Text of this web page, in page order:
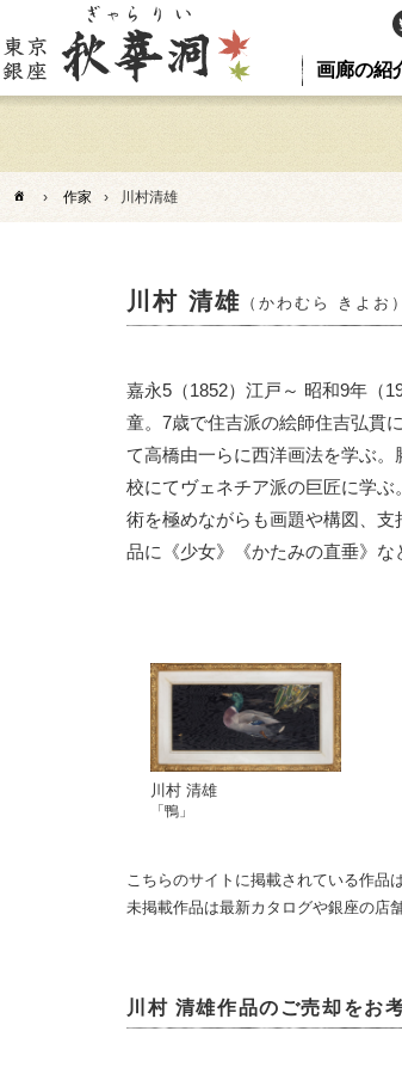
画廊の紹
› 作家 › 川村清雄
川村 清雄 （かわむら きよお）
嘉永5（1852）江戸～ 昭和9年（
童。7歳で住吉派の絵師住吉弘貫
て高橋由一らに西洋画法を学ぶ
校にてヴェネチア派の巨匠に学
術を極めながらも画題や構図、
品に《少女》《かたみの直垂》な
川村 清雄
「鴨」
こちらのサイトに掲載されている作品
未掲載作品は最新カタログや銀座の店
川村 清雄作品のご売却をお